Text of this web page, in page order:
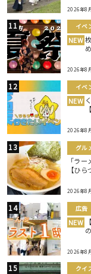
2026年8
イベ
NEW
2026年8
イベ
NEW
2026年8
グル
「ラ
【ひら
2026年8
広告
NEW
2026年8
クイ